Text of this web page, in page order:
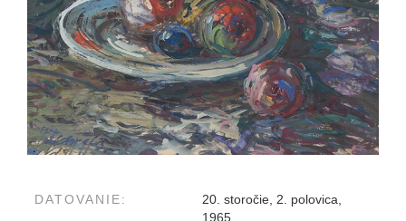
DATOVANIE:
20. storočie, 2. polovica,
1965